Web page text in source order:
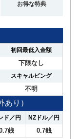
お得な特典
初回最低入金額
下限なし
スキャルピング
不明
あり）
ド／円 NZドル／円
銭 0.7銭